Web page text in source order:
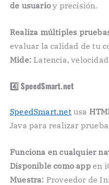
de usuario y precisión.
Realiza múltiples
evaluar la calidad de tu
Mide: Latencia,
4️⃣ SpeedSmart.net
SpeedSmart.netusa
Java para realizar
Funciona en cualquier
Disponible como appen
Muestra: Proveedor de